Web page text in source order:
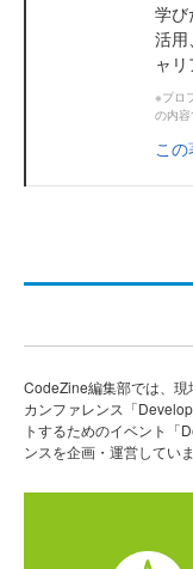
学び
活用
ャ
※プロ
の内
こ
CodeZine編集部では、
カンファレンス「
トするためのイベント「
ンスを企画・運営していま